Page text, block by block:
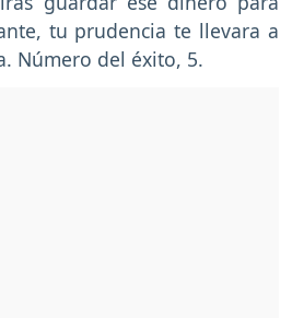
tu prudencia te llevara a
Número del éxito, 5.